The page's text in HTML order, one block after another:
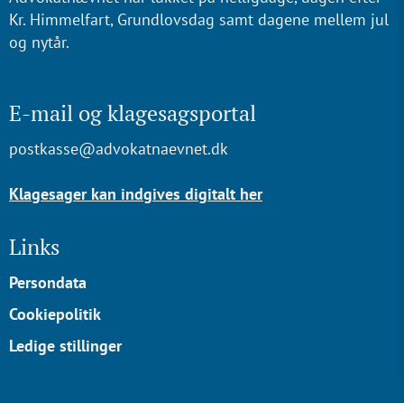
Kr. Himmelfart, Grundlovsdag samt dagene mellem jul
og nytår.
E-mail og klagesagsportal
postkasse@advokatnaevnet.dk
Klagesager kan indgives digitalt her
Links
Persondata
Cookiepolitik
Ledige stillinger